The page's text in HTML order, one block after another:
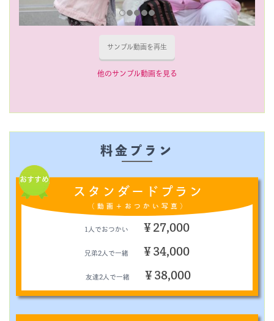
サンプル動画を再生
他のサンプル動画を見る
料金プラン
おすすめ
スタンダードプラン
（動画＋おつかい写真）
1人でおつかい ￥27,000
兄弟2人で一緒 ￥34,000
友達2人で一緒 ￥38,000